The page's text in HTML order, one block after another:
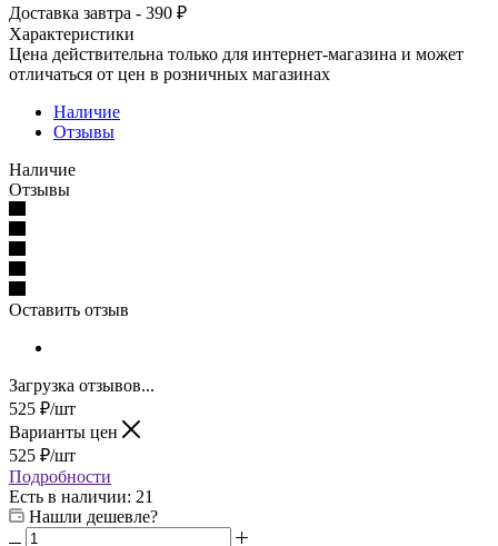
Доставка завтра - 390 ₽
Характеристики
Цена действительна только для интернет-магазина и может
отличаться от цен в розничных магазинах
Наличие
Отзывы
Наличие
Отзывы
Оставить отзыв
Загрузка отзывов...
525 ₽/шт
Варианты цен
525 ₽/шт
Подробности
Есть в наличии: 21
Нашли дешевле?